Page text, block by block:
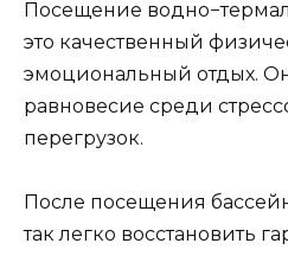
Посещение
это качественный
эмоциональный отдых.
равновесие среди
перегрузок.
После посещения
так легко восстановить